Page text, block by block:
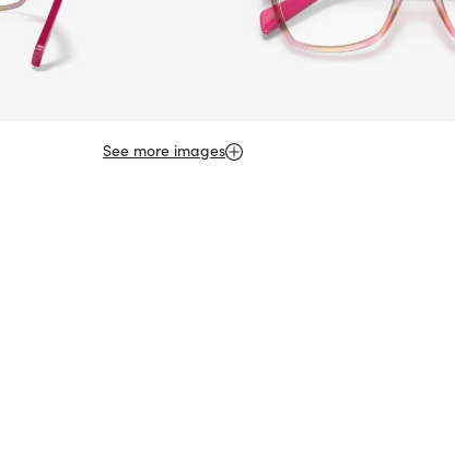
See more images